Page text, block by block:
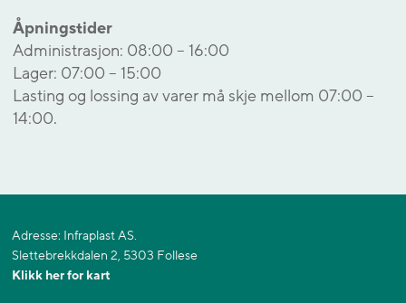
Åpningstider
Administrasjon: 08:00 – 16:00
Lager: 07:00 – 15:00
Lasting og lossing av varer må skje mellom 07:00 –
14:00.
Adresse: Infraplast AS.
Slettebrekkdalen 2, 5303 Follese
Klikk her for kart